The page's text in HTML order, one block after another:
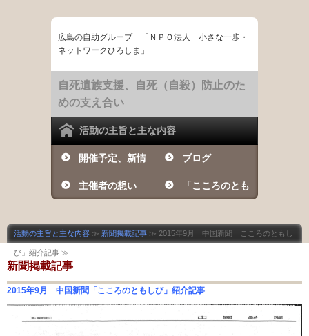
広島の自助グループ 「ＮＰＯ法人 小さな一歩・
ネットワークひろしま」
自死遺族支援、自死（自殺）防止のた
めの支え合い
活動の主旨と主な内容
開催予定、新情
報など
ブログ
主催者の想い 「こころのとも
活動の主旨と主な内容 ≫ 新聞掲載記事 ≫ 2015年9月 中国新聞「こころのともし
び」紹介記事 ≫
新聞掲載記事
2015年9月 中国新聞「こころのともしび」紹介記事